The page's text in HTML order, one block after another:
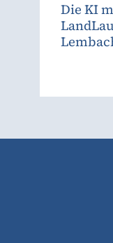
Die KI